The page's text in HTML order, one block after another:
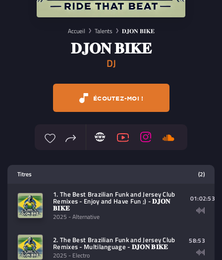
Accueil Talents 𝐃𝐉𝐎𝐍 𝐁𝐈𝐊𝐄
𝐃𝐉𝐎𝐍 𝐁𝐈𝐊𝐄
DJ
ÉCOUTEZ-MOI !
contenu à lire (audio/video)
Titres (2)
1. The Best Brazilian Funk and Jersey Club
Remixes - Enjoy and Have Fun ;) - 𝐃𝐉𝐎𝐍
𝐁𝐈𝐊𝐄
2025 - Alternative
01:02:53
2. The Best Brazilian Funk and Jersey Club
Remixes - Multilanguage - 𝐃𝐉𝐎𝐍 𝐁𝐈𝐊𝐄
2025 - Electro
58:53